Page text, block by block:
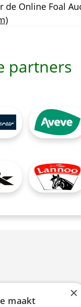
de Online Foal
partners
Afbeelding
Afbeelding
×
maakt